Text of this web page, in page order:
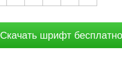
Скачать шрифт бесплатно